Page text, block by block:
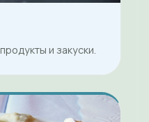
и закуски.